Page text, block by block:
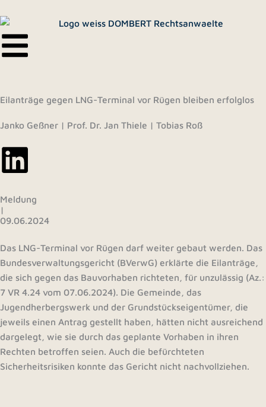
Inhalt
springen
Eilanträge gegen LNG-Terminal vor Rügen bleiben erfolglos
Janko Geßner | Prof. Dr. Jan Thiele | Tobias Roß
Meldung
|
09.06.2024
Das LNG-Terminal vor Rügen darf weiter gebaut werden. Das
Bundesverwaltungsgericht (BVerwG) erklärte die Eilanträge,
die sich gegen das Bauvorhaben richteten, für unzulässig (Az.:
7 VR 4.24 vom 07.06.2024). Die Gemeinde, das
Jugendherbergswerk und der Grundstückseigentümer, die
jeweils einen Antrag gestellt haben, hätten nicht ausreichend
dargelegt, wie sie durch das geplante Vorhaben in ihren
Rechten betroffen seien. Auch die befürchteten
Sicherheitsrisiken konnte das Gericht nicht nachvollziehen.